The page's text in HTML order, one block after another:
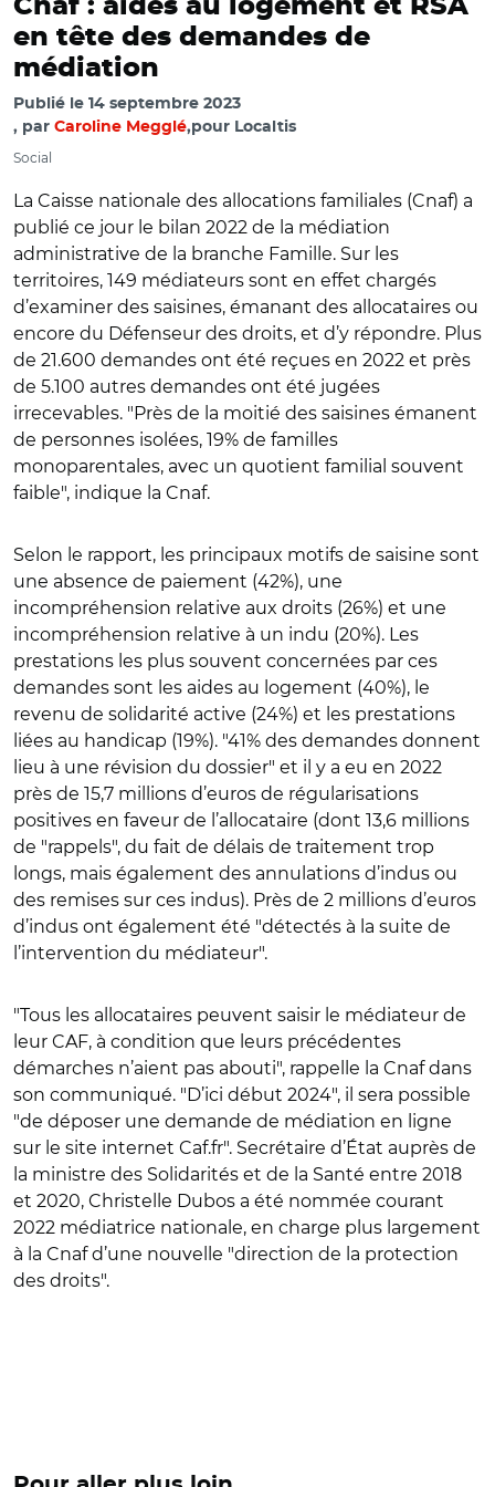
Cnaf : aides au logement et RSA
en tête des demandes de
médiation
Publié le 14 septembre 2023
par Caroline Megglé, ​​​​​​​pour Localtis
Social
La Caisse nationale des allocations familiales (Cnaf) a
publié ce jour le bilan 2022 de la médiation
administrative de la branche Famille. Sur les
territoires, 149 médiateurs sont en effet chargés
d’examiner des saisines, émanant des allocataires ou
encore du Défenseur des droits, et d’y répondre. Plus
de 21.600 demandes ont été reçues en 2022 et près
de 5.100 autres demandes ont été jugées
irrecevables. "Près de la moitié des saisines émanent
de personnes isolées, 19% de familles
monoparentales, avec un quotient familial souvent
faible", indique la Cnaf.
Selon le rapport, les principaux motifs de saisine sont
une absence de paiement (42%), une
incompréhension relative aux droits (26%) et une
incompréhension relative à un indu (20%). Les
prestations les plus souvent concernées par ces
demandes sont les aides au logement (40%), le
revenu de solidarité active (24%) et les prestations
liées au handicap (19%). "41% des demandes donnent
lieu à une révision du dossier" et il y a eu en 2022
près de 15,7 millions d’euros de régularisations
positives en faveur de l’allocataire (dont 13,6 millions
de "rappels", du fait de délais de traitement trop
longs, mais également des annulations d’indus ou
des remises sur ces indus). Près de 2 millions d’euros
d’indus ont également été "détectés à la suite de
l’intervention du médiateur".
"Tous les allocataires peuvent saisir le médiateur de
leur CAF, à condition que leurs précédentes
démarches n’aient pas abouti", rappelle la Cnaf dans
son communiqué. "D’ici début 2024", il sera possible
"de déposer une demande de médiation en ligne
sur le site internet Caf.fr". Secrétaire d’État auprès de
la ministre des Solidarités et de la Santé entre 2018
et 2020, Christelle Dubos a été nommée courant
2022 médiatrice nationale, en charge plus largement
à la Cnaf d’une nouvelle "direction de la protection
des droits".